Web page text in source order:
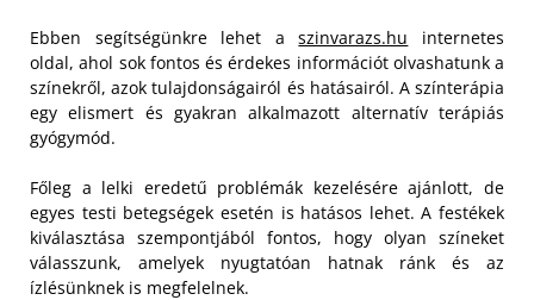
Ebben segítségünkre lehet aszinvarazs.hu internetes
oldal, ahol sok fontos és érdekes információt olvashatunk a
színekről, azok tulajdonságairól és hatásairól. A színterápia
egy elismert és gyakran alkalmazott alternatív terápiás
gyógymód.
Főleg a lelki eredetű problémák kezelésére ajánlott, de
egyes testi betegségek esetén is hatásos lehet. A festékek
kiválasztása szempontjából fontos, hogy olyan színeket
válasszunk, amelyek nyugtatóan hatnak ránk és az
ízlésünknek is megfelelnek.